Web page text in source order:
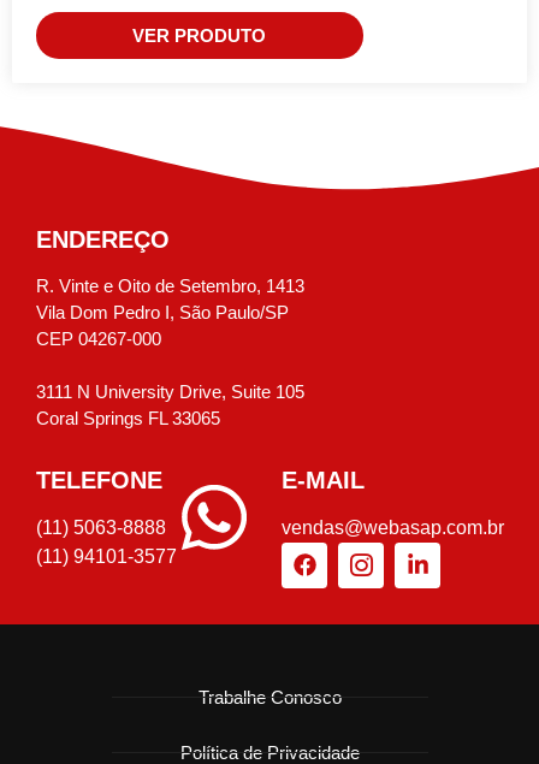
VER PRODUTO
ENDEREÇO
R. Vinte e Oito de Setembro, 1413
Vila Dom Pedro I, São Paulo/SP
CEP 04267-000
3111 N University Drive, Suite 105
Coral Springs FL 33065
TELEFONE
(11) 5063-8888
(11) 94101-3577
E-MAIL
vendas@webasap.com.br
Trabalhe Conosco
Política de Privacidade